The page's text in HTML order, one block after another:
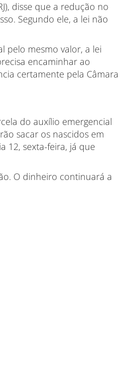
disse que a redução no
Segundo ele, a lei não
pelo mesmo valor, a lei
encaminhar ao
certamente pela Câmara
do auxílio emergencial
sacar os nascidos em
12, sexta-feira, já que
O dinheiro continuará a